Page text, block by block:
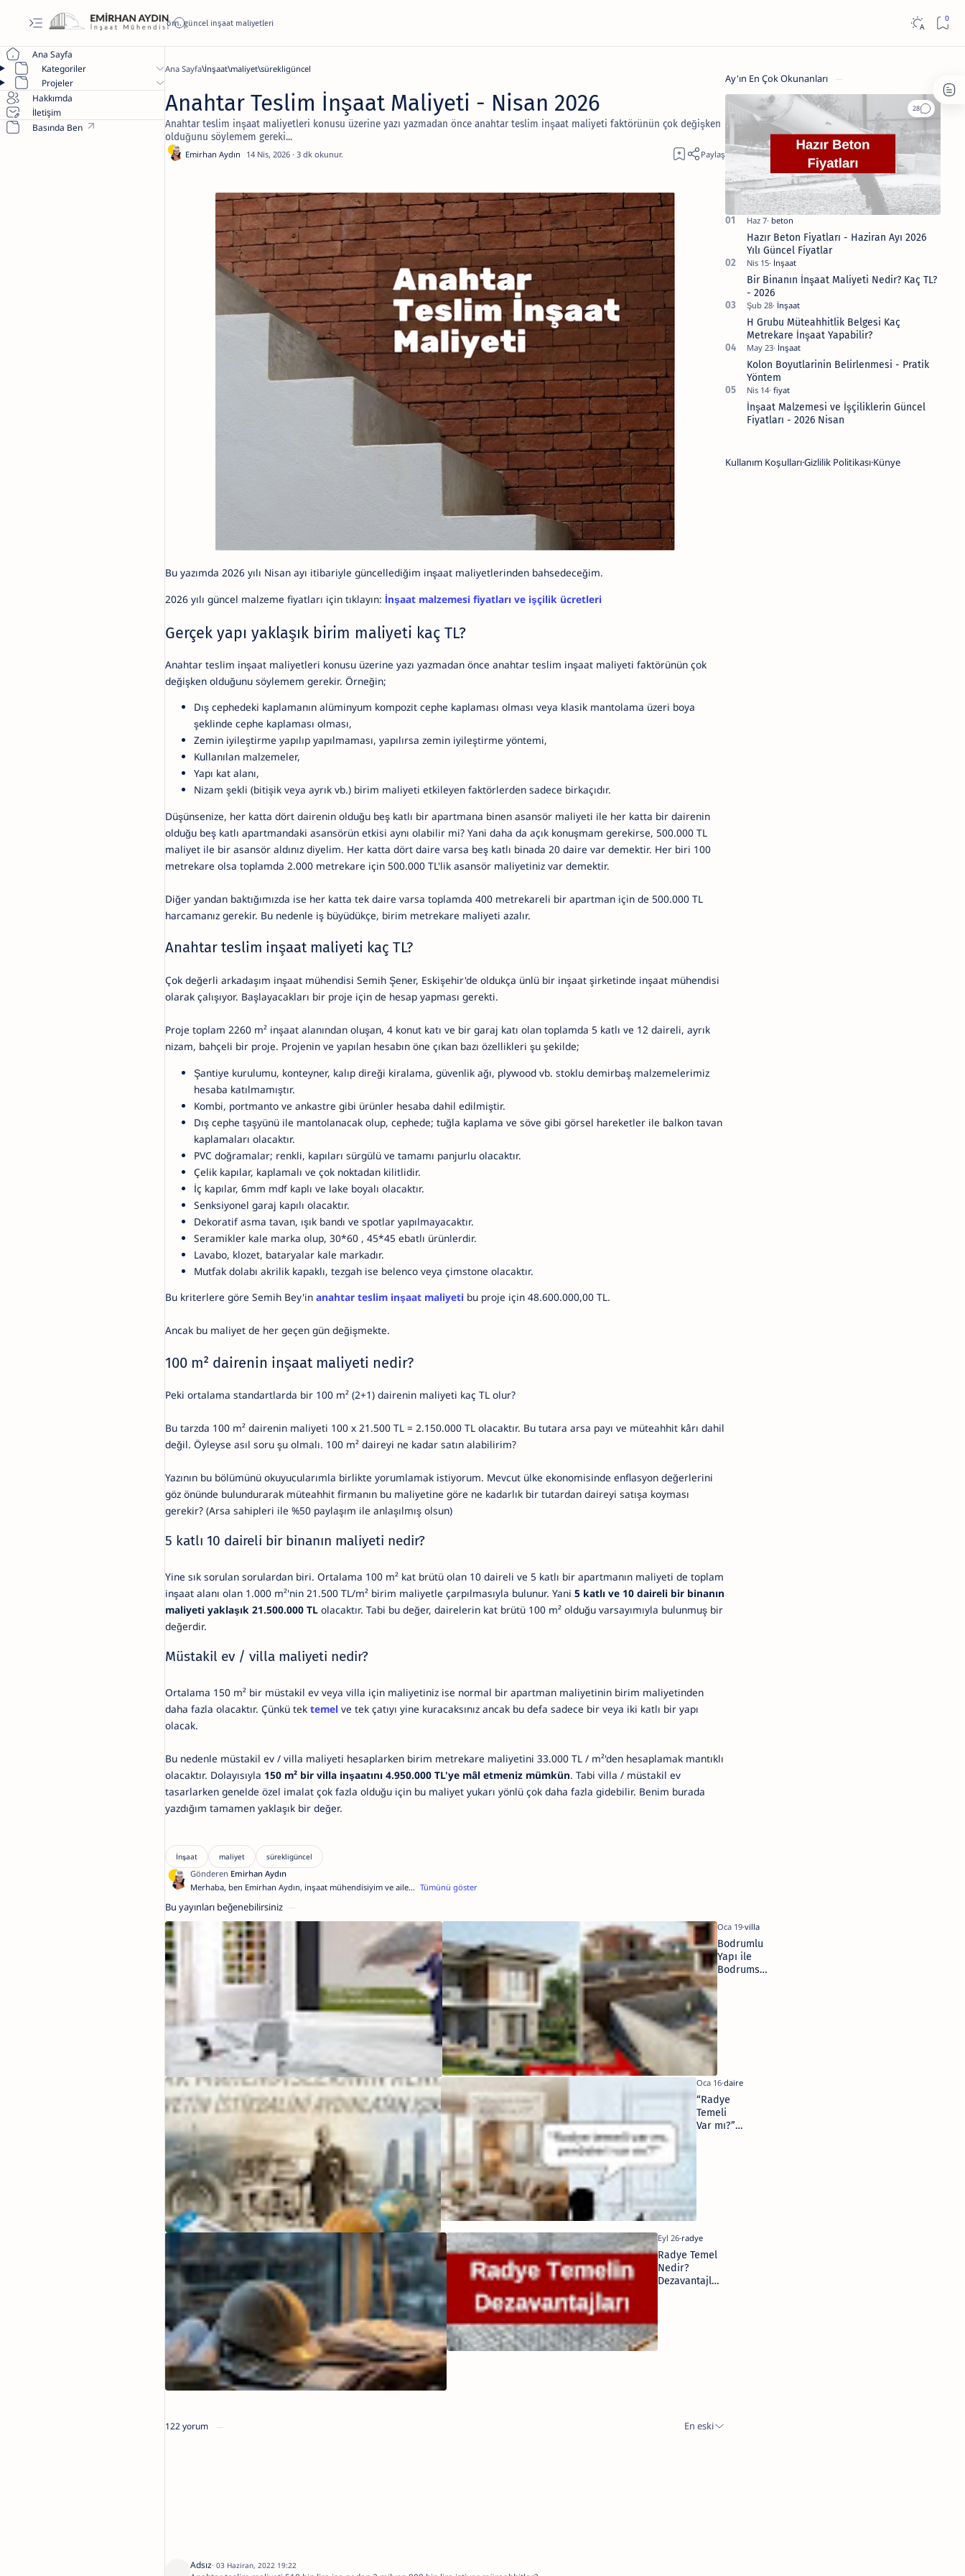
Ana Sayfa
Kategoriler
Projeler
Hakkımda
İletişim
Basında Ben
Ana Sayfa İnşaat maliyet sürekligüncel
Anahtar Teslim İnşaat Maliyeti - Nisan 2026
Anahtar teslim inşaat maliyetleri konusu üzerine yazı yazmadan önce anahtar teslim inşaat maliyeti faktörünün çok değişken
olduğunu söylemem gereki...
3
Bu yazımda 2026 yılı Nisan ayı itibariyle güncellediğim inşaat maliyetlerinden bahsedeceğim.
2026 yılı güncel malzeme fiyatları için tıklayın: İnşaat malzemesi fiyatları ve işçilik ücretleri
Gerçek yapı yaklaşık birim maliyeti kaç TL?
Anahtar teslim inşaat maliyetleri konusu üzerine yazı yazmadan önce anahtar teslim inşaat maliyeti faktörünün çok
değişken olduğunu söylemem gerekir. Örneğin;
Dış cephedeki kaplamanın alüminyum kompozit cephe kaplaması olması veya klasik mantolama üzeri boya
şeklinde cephe kaplaması olması,
Zemin iyileştirme yapılıp yapılmaması, yapılırsa zemin iyileştirme yöntemi,
Kullanılan malzemeler,
Yapı kat alanı,
Nizam şekli (bitişik veya ayrık vb.) birim maliyeti etkileyen faktörlerden sadece birkaçıdır.
Düşünsenize, her katta dört dairenin olduğu beş katlı bir apartmana binen asansör maliyeti ile her katta bir dairenin
olduğu beş katlı apartmandaki asansörün etkisi aynı olabilir mi? Yani daha da açık konuşmam gerekirse, 500.000 TL
maliyet ile bir asansör aldınız diyelim. Her katta dört daire varsa beş katlı binada 20 daire var demektir. Her biri 100
metrekare olsa toplamda 2.000 metrekare için 500.000 TL'lik asansör maliyetiniz var demektir.
Diğer yandan baktığımızda ise her katta tek daire varsa toplamda 400 metrekareli bir apartman için de 500.000 TL
harcamanız gerekir. Bu nedenle iş büyüdükçe, birim metrekare maliyeti azalır.
Anahtar teslim inşaat maliyeti kaç TL?
Çok değerli arkadaşım inşaat mühendisi Semih Şener, Eskişehir'de oldukça ünlü bir inşaat şirketinde inşaat mühendisi
olarak çalışıyor. Başlayacakları bir proje için de hesap yapması gerekti.
Proje toplam 2260 m² inşaat alanından oluşan, 4 konut katı ve bir garaj katı olan toplamda 5 katlı ve 12 daireli, ayrık
nizam, bahçeli bir proje. Projenin ve yapılan hesabın öne çıkan bazı özellikleri şu şekilde;
Şantiye kurulumu, konteyner, kalıp direği kiralama, güvenlik ağı, plywood vb. stoklu demirbaş malzemelerimiz
hesaba katılmamıştır.
Kombi, portmanto ve ankastre gibi ürünler hesaba dahil edilmiştir.
Dış cephe taşyünü ile mantolanacak olup, cephede; tuğla kaplama ve söve gibi görsel hareketler ile balkon tavan
kaplamaları olacaktır.
PVC doğramalar; renkli, kapıları sürgülü ve tamamı panjurlu olacaktır.
Çelik kapılar, kaplamalı ve çok noktadan kilitlidir.
İç kapılar, 6mm mdf kaplı ve lake boyalı olacaktır.
Senksiyonel garaj kapılı olacaktır.
Dekoratif asma tavan, ışık bandı ve spotlar yapılmayacaktır.
Seramikler kale marka olup, 30*60 , 45*45 ebatlı ürünlerdir.
Lavabo, klozet, bataryalar kale markadır.
Mutfak dolabı akrilik kapaklı, tezgah ise belenco veya çimstone olacaktır.
Bu kriterlere göre Semih Bey'in anahtar teslim inşaat maliyeti bu proje için 48.600.000,00 TL.
Ancak bu maliyet de her geçen gün değişmekte.
100 m² dairenin inşaat maliyeti nedir?
Peki ortalama standartlarda bir 100 m² (2+1) dairenin maliyeti kaç TL olur?
Bu tarzda 100 m² dairenin maliyeti 100 x 21.500 TL = 2.150.000 TL olacaktır. Bu tutara arsa payı ve müteahhit kârı dahil
değil. Öyleyse asıl soru şu olmalı. 100 m² daireyi ne kadar satın alabilirim?
Yazının bu bölümünü okuyucularımla birlikte yorumlamak istiyorum. Mevcut ülke ekonomisinde enflasyon değerlerini
göz önünde bulundurarak müteahhit firmanın bu maliyetine göre ne kadarlık bir tutardan daireyi satışa koyması
gerekir? (Arsa sahipleri ile %50 paylaşım ile anlaşılmış olsun)
5 katlı 10 daireli bir binanın maliyeti nedir?
Yine sık sorulan sorulardan biri. Ortalama 100 m² kat brütü olan 10 daireli ve 5 katlı bir apartmanın maliyeti de toplam
inşaat alanı olan 1.000 m²'nin 21.500 TL/m² birim maliyetle çarpılmasıyla bulunur. Yani 5 katlı ve 10 daireli bir binanın
maliyeti yaklaşık 21.500.000 TL olacaktır. Tabi bu değer, dairelerin kat brütü 100 m² olduğu varsayımıyla bulunmuş bir
değerdir.
Müstakil ev / villa maliyeti nedir?
Ortalama 150 m² bir müstakil ev veya villa için maliyetiniz ise normal bir apartman maliyetinin birim maliyetinden
daha fazla olacaktır. Çünkü tek temel ve tek çatıyı yine kuracaksınız ancak bu defa sadece bir veya iki katlı bir yapı
olacak.
Bu nedenle müstakil ev / villa maliyeti hesaplarken birim metrekare maliyetini 33.000 TL / m²'den hesaplamak mantıklı
olacaktır. Dolayısıyla 150 m² bir villa inşaatını 4.950.000 TL'ye mâl etmeniz mümkün. Tabi villa / müstakil ev
tasarlarken genelde özel imalat çok fazla olduğu için bu maliyet yukarı yönlü çok daha fazla gidebilir. Benim burada
yazdığım tamamen yaklaşık bir değer.
Merhaba, ben Emirhan Aydın, inşaat mühendisiyim ve aile
firması. Blogumdaki içerikler sizlere fayda sağlanması
açısından hazırlanmış özenli yazılardır. Ancak unutmayın ki
inşaat işlerinde bir profesyonele danışmak en iyisidir. Lütfen
kafanıza takılanları bana sormaktan çekinmeyin. Bana sosyal
medya hesaplarımdan veya
ulaşabilirsiniz.
Bu yayınları beğenebilirsiniz
Evlerde
Oluşan
Çatlaklar
Sebepleri
- Tanımlar
- 1. Bölüm
Bodrumlu
Yapı ile
Bodrumsuz
TMMOB
Üyelerine
Teklifi
Yeniden
Gündemde
“Radye
Temeli
Var mı?”
Ucuz Proje
Yapan
Mühendisler
mi Suçlu,
Yoksa Bu
Düzen mi?
Radye Temel
Nedir?
Dezavantajlari
122 yorum
Adsız 03 Haziran, 2022 19:22
Ay'ın En Çok Okunanları
Hazır Beton Fiyatları - Haziran Ayı 2026
Yılı Güncel Fiyatlar
Bir Binanın İnşaat Maliyeti Nedir? Kaç TL?
- 2026
H Grubu Müteahhitlik Belgesi Kaç
Metrekare İnşaat Yapabilir?
Kolon Boyutlarinin Belirlenmesi - Pratik
Yöntem
İnşaat Malzemesi ve İşçiliklerin Güncel
Fiyatları - 2026 Nisan
Kullanım KoşullarıGizlilik Politikası Künye